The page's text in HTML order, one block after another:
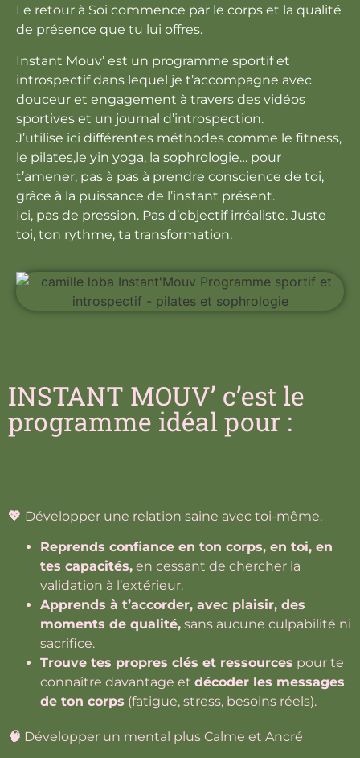
Le retour à Soi commence par le corps et la qualité
de présence que tu lui offres.
Instant Mouv’ est un programme sportif et
introspectif dans lequel je t’accompagne avec
douceur et engagement à travers des vidéos
sportives et un journal d’introspection.
J’utilise ici différentes méthodes comme le fitness,
le pilates,le yin yoga, la sophrologie… pour
t’amener, pas à pas à prendre conscience de toi,
grâce à la puissance de l’instant présent.
Ici, pas de pression. Pas d’objectif irréaliste. Juste
toi, ton rythme, ta transformation.
INSTANT MOUV’ c’est le
programme idéal pour :
💖 Développer une relation saine avec toi-même.
Reprends confiance en ton corps, en toi, en
tes capacités, en cessant de chercher la
validation à l’extérieur.
Apprends à t’accorder, avec plaisir, des
moments de qualité, sans aucune culpabilité ni
sacrifice.
Trouve tes propres clés et ressources pour te
connaître davantage et décoder les messages
de ton corps (fatigue, stress, besoins réels).
🧠 Développer un mental plus Calme et Ancré